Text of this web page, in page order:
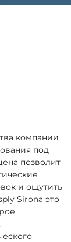
компании
под
позволит
и ощутить
Sirona это